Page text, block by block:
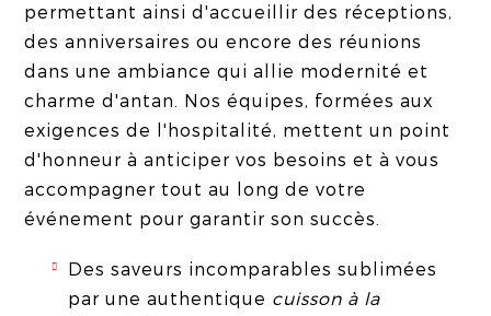
permettant ainsi d'accueillir des réceptions,
des anniversaires ou encore des réunions
dans une ambiance qui allie modernité et
charme d'antan. Nos équipes, formées aux
exigences de l'hospitalité, mettent un point
d'honneur à anticiper vos besoins et à vous
accompagner tout au long de votre
événement pour garantir son succès.
Des saveurs incomparables sublimées
par une authentique cuisson à la